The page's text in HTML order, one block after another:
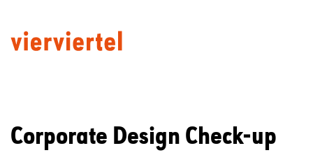
Corporate Design Check-up